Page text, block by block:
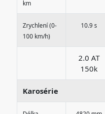
km
Zrychlení (0-
100 km/h)
10.9 s
2.0 AT
150k
Karosérie